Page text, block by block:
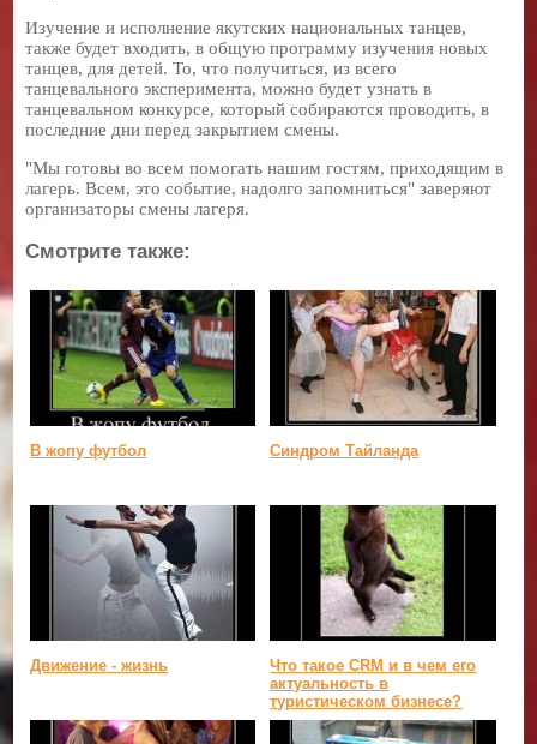
Изучение и исполнение якутских национальных танцев,
также будет входить, в общую программу изучения новых
танцев, для детей. То, что получиться, из всего
танцевального эксперимента, можно будет узнать в
танцевальном конкурсе, который собираются проводить, в
последние дни перед закрытием смены.
"Мы готовы во всем помогать нашим гостям, приходящим в
лагерь. Всем, это событие, надолго запомниться" заверяют
организаторы смены лагеря.
Смотрите также:
В жопу футбол Синдром Тайланда
Движение - жизнь
Что такое CRM и в чем его
актуальность в
туристическом бизнесе?